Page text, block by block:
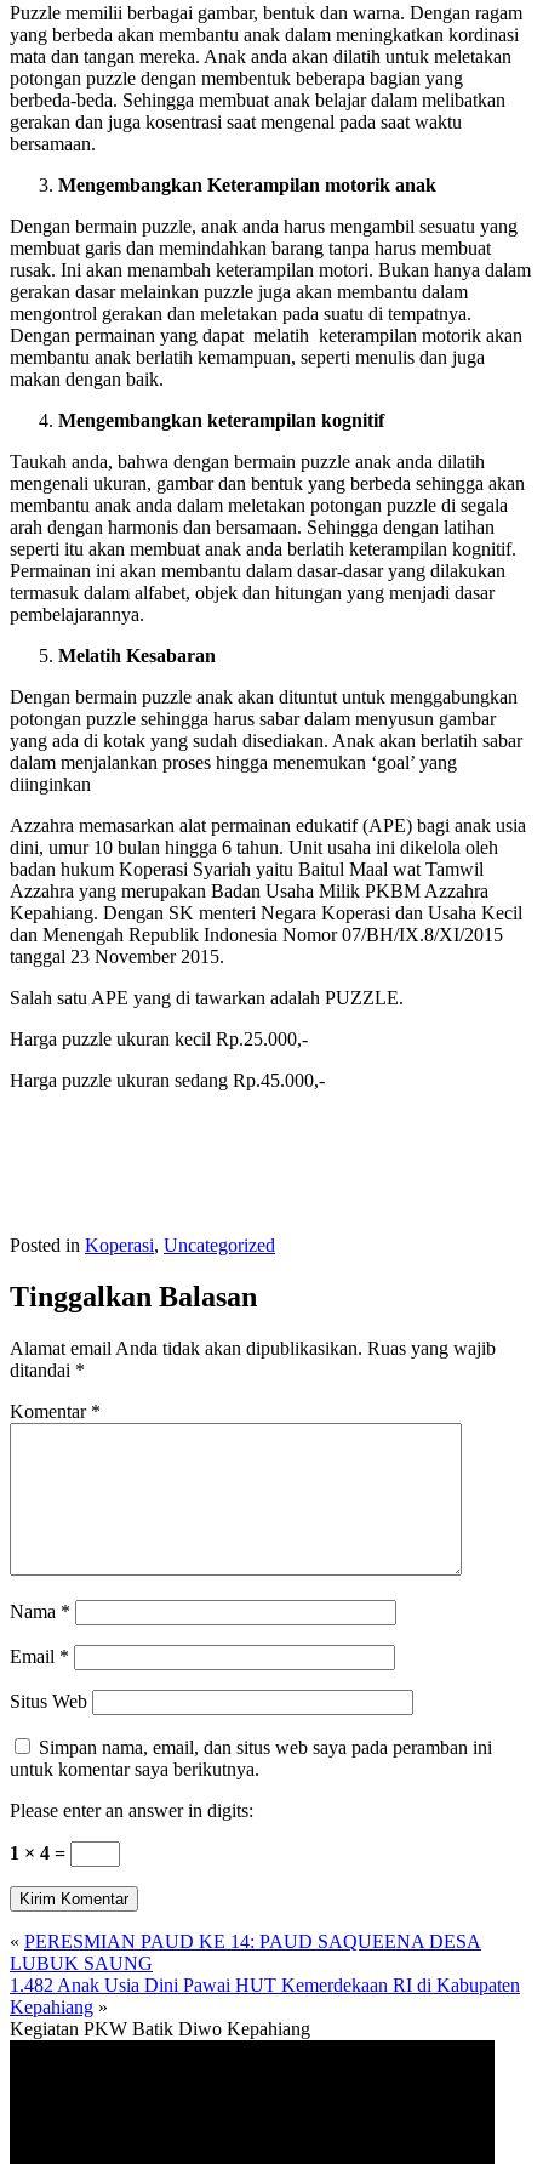
Puzzle memilii berbagai gambar, bentuk dan warna. Dengan ragam
yang berbeda akan membantu anak dalam meningkatkan kordinasi
mata dan tangan mereka. Anak anda akan dilatih untuk meletakan
potongan puzzle dengan membentuk beberapa bagian yang
berbeda-beda. Sehingga membuat anak belajar dalam melibatkan
gerakan dan juga kosentrasi saat mengenal pada saat waktu
bersamaan.
Mengembangkan Keterampilan motorik anak
Dengan bermain puzzle, anak anda harus mengambil sesuatu yang
membuat garis dan memindahkan barang tanpa harus membuat
rusak. Ini akan menambah keterampilan motori. Bukan hanya dalam
gerakan dasar melainkan puzzle juga akan membantu dalam
mengontrol gerakan dan meletakan pada suatu di tempatnya.
Dengan permainan yang dapat melatih keterampilan motorik akan
membantu anak berlatih kemampuan, seperti menulis dan juga
makan dengan baik.
Mengembangkan keterampilan kognitif
Taukah anda, bahwa dengan bermain puzzle anak anda dilatih
mengenali ukuran, gambar dan bentuk yang berbeda sehingga akan
membantu anak anda dalam meletakan potongan puzzle di segala
arah dengan harmonis dan bersamaan. Sehingga dengan latihan
seperti itu akan membuat anak anda berlatih keterampilan kognitif.
Permainan ini akan membantu dalam dasar-dasar yang dilakukan
termasuk dalam alfabet, objek dan hitungan yang menjadi dasar
pembelajarannya.
Melatih Kesabaran
Dengan bermain puzzle anak akan dituntut untuk menggabungkan
potongan puzzle sehingga harus sabar dalam menyusun gambar
yang ada di kotak yang sudah disediakan. Anak akan berlatih sabar
dalam menjalankan proses hingga menemukan ‘goal’ yang
diinginkan
Azzahra memasarkan alat permainan edukatif (APE) bagi anak usia
dini, umur 10 bulan hingga 6 tahun. Unit usaha ini dikelola oleh
badan hukum Koperasi Syariah yaitu Baitul Maal wat Tamwil
Azzahra yang merupakan Badan Usaha Milik PKBM Azzahra
Kepahiang. Dengan SK menteri Negara Koperasi dan Usaha Kecil
dan Menengah Republik Indonesia Nomor 07/BH/IX.8/XI/2015
tanggal 23 November 2015.
Salah satu APE yang di tawarkan adalah PUZZLE.
Harga puzzle ukuran kecil Rp.25.000,-
Harga puzzle ukuran sedang Rp.45.000,-
Posted in Koperasi, Uncategorized
Tinggalkan Balasan
Alamat email Anda tidak akan dipublikasikan. Ruas yang wajib
ditandai *
Komentar *
Nama *
Email *
Situs Web
Simpan nama, email, dan situs web saya pada peramban ini
untuk komentar saya berikutnya.
Please enter an answer in digits:
1 × 4 =
« PERESMIAN PAUD KE 14: PAUD SAQUEENA DESA
LUBUK SAUNG
1.482 Anak Usia Dini Pawai HUT Kemerdekaan RI di Kabupaten
Kepahiang »
Kegiatan PKW Batik Diwo Kepahiang